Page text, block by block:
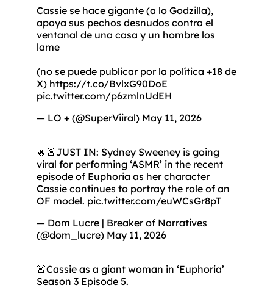
Cassie se hace gigante (a lo Godzilla),
apoya sus pechos desnudos contra el
ventanal de una casa y un hombre los
lame
(no se puede publicar por la política +18 de
X) https://t.co/BvlxG90DoE
pic.twitter.com/p6zmlnUdEH
— LO + (@SuperViiral) May 11, 2026
🔥🚨JUST IN: Sydney Sweeney is going
viral for performing ‘ASMR’ in the recent
episode of Euphoria as her character
Cassie continues to portray the role of an
OF model. pic.twitter.com/euWCsGr8pT
— Dom Lucre | Breaker of Narratives
(@dom_lucre) May 11, 2026
🚨Cassie as a giant woman in ‘Euphoria’
Season 3 Episode 5.